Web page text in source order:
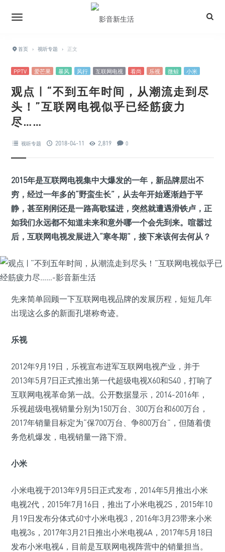
首页 › 视听专题 › 正文
PPTV 爱芒果 暴风 风行 互联网电视 看尚 乐视 微鲸 小米
观点 | “不到五年时间，从潮流走到尽
头！”互联网电视似乎已经筋疲力
尽……
视听专题 2018-04-11 2,819 0
2015年是互联网电视集中大爆发的一年，新品牌层出不
穷，经过一年多的“野蛮生长”，从去年开始逐渐趋于平
静，甚至刚刚还是一路高歌猛进，突然就遭遇滑铁卢，正
如我们永远都不知道未来和意外哪一个会先到来。喧嚣过
后，互联网电视发展进入“寒冬期”，接下来该何去何从？
先来简单回顾一下互联网电视品牌的发展历程，短短几年
出现这么多的新面孔堪称奇迹。
乐视
2012年9月19日，乐视宣布进军互联网电视产业，并于
2013年5月7日正式推出第一代超级电视X60和S40，打响了
互联网电视革命第一战。公开数据显示，2014-2016年，
乐视超级电视销量分别为150万台、300万台和600万台，
2017年销量目标定为“保700万台、争800万台”，但随着债
务危机爆发，电视销量一路下滑。
小米
小米电视于2013年9月5日正式发布，2014年5月推出小米
电视2代，2015年7月16日，推出了小米电视2S，2015年10
月19日发布分体式60寸小米电视3，2016年3月23带来小米
电视3s，2017年3月21日推出小米电视4A，2017年5月18日
发布小米电视4，目前是互联网电视阵营中的销量担当。